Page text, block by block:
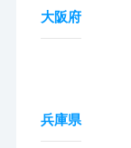
大阪府
兵庫県